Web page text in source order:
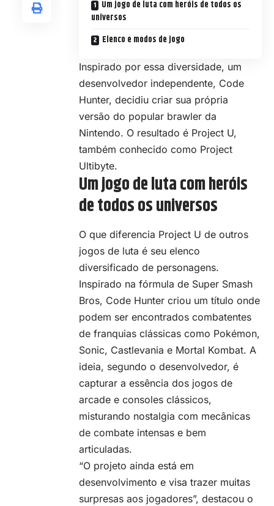
Um jogo de luta com heróis de todos os
universos
Elenco e modos de jogo
Inspirado por essa diversidade, um
desenvolvedor independente, Code
Hunter, decidiu criar sua própria
versão do popular brawler da
Nintendo. O resultado é Project U,
também conhecido como Project
Ultibyte.
Um jogo de luta com heróis
de todos os universos
O que diferencia Project U de outros
jogos de luta é seu elenco
diversificado de personagens.
Inspirado na fórmula de Super Smash
Bros, Code Hunter criou um título onde
podem ser encontrados combatentes
de franquias clássicas como Pokémon,
Sonic, Castlevania e Mortal Kombat. A
ideia, segundo o desenvolvedor, é
capturar a essência dos jogos de
arcade e consoles clássicos,
misturando nostalgia com mecânicas
de combate intensas e bem
articuladas.
“O projeto ainda está em
desenvolvimento e visa trazer muitas
surpresas aos jogadores”, destacou o